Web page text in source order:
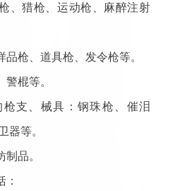
、猎枪、运动枪、麻醉注射
品枪、道具枪、发令枪等。
警棍等。
枪支、械具：钢珠枪、催泪
器等。
制品。
：